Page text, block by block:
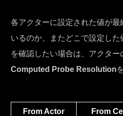
各アクターに設定された値が最
いるのか、またどこで設定し
を確認したい場合は、アクター
Computed Probe Resolution
From Actor From Cell